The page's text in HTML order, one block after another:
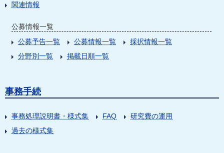
関連情報
公募情報一覧
公募予告一覧
公募情報一覧
採択情報一覧
分野別一覧
掲載日順一覧
事務手続
事務処理説明書・様式集 FAQ
研究費の運用
過去の様式集